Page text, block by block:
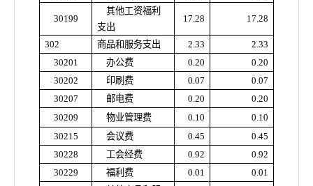
30199
其他工资福利
支出
17.28 17.28
302 商品和服务支出 2.33
2.33
30201
办公费 0.20
0.20
30202
印刷费 0.07
0.07
30207
邮电费 0.20
0.20
30209
物业管理费 0.10
0.10
30215
会议费 0.45
0.45
30228
工会经费 0.92
0.92
30229
福利费 0.01 0.01